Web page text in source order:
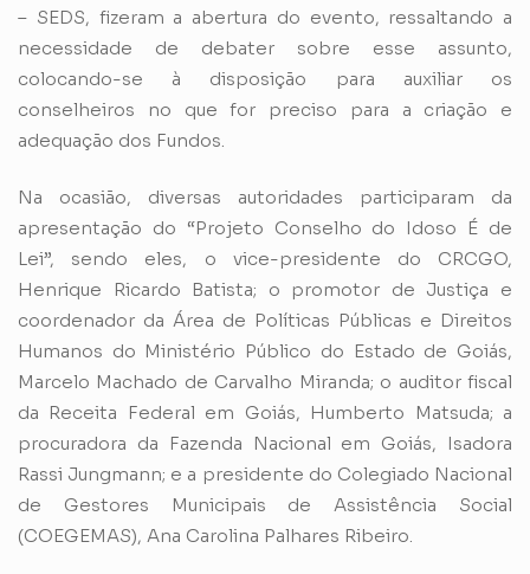
– SEDS, fizeram a abertura do evento, ressaltando a
necessidade de debater sobre esse assunto,
colocando-se à disposição para auxiliar os
conselheiros no que for preciso para a criação e
adequação dos Fundos.
Na ocasião, diversas autoridades participaram da
apresentação do “Projeto Conselho do Idoso É de
Lei”, sendo eles, o vice-presidente do CRCGO,
Henrique Ricardo Batista; o promotor de Justiça e
coordenador da Área de Políticas Públicas e Direitos
Humanos do Ministério Público do Estado de Goiás,
Marcelo Machado de Carvalho Miranda; o auditor fiscal
da Receita Federal em Goiás, Humberto Matsuda; a
procuradora da Fazenda Nacional em Goiás, Isadora
Rassi Jungmann; e a presidente do Colegiado Nacional
de Gestores Municipais de Assistência Social
(COEGEMAS), Ana Carolina Palhares Ribeiro.